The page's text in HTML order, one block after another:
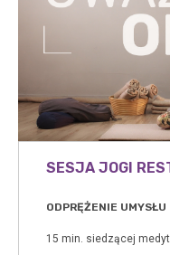
SESJA JOGI
ODPRĘŻENIE UMYSŁU
15 min. siedzącej